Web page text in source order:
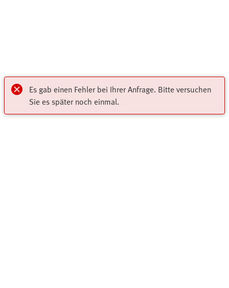
Es gab einen Fehler bei Ihrer Anfrage. Bitte versuchen
Sie es später noch einmal.